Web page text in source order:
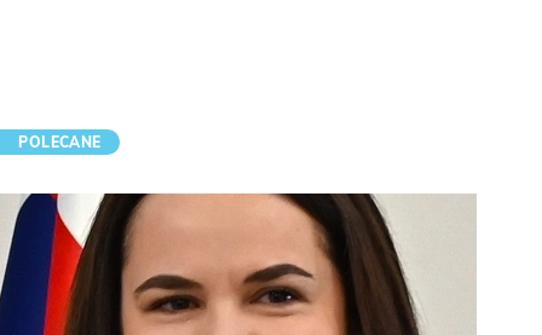
POLECANE